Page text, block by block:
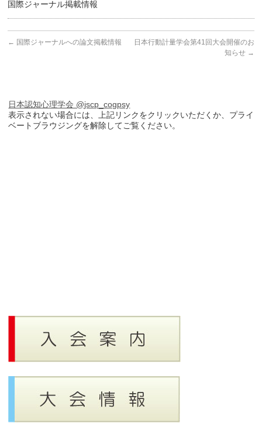
国際ジャーナル掲載情報
← 国際ジャーナルへの論文掲載情報
日本行動計量学会第41回大会開催のお
知らせ →
日本認知心理学会 @jscp_cogpsy
表示されない場合には、上記リンクをクリックいただくか、プライ
ベートブラウジングを解除してご覧ください。